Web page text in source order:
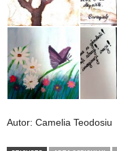
Autor: Camelia Teodosiu